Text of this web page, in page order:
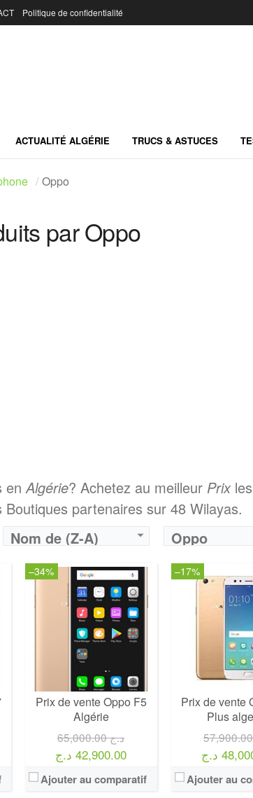
Politique de confidentialité
ACTUALITÉ ALGÉRIE TRUCS & ASTUCES
Oppo
par Oppo
enAlgérie? Achetez au meilleur Prix
Boutiques partenaires sur 48 Wilayas.
Nom de (Z-A) Oppo
–34%
Prix de vente Oppo F5
Algérie
65,000.00 د.ج
42,900.00 د.ج
Ajouter au comparatif
–17%
Prix de vente
Plus
د.ج
Ajouter au